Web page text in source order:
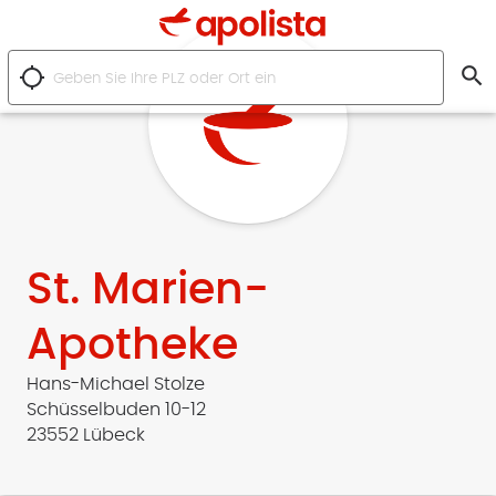
location_searching search
St. Marien-
Apotheke
Hans-Michael Stolze
Schüsselbuden 10-12
23552 Lübeck